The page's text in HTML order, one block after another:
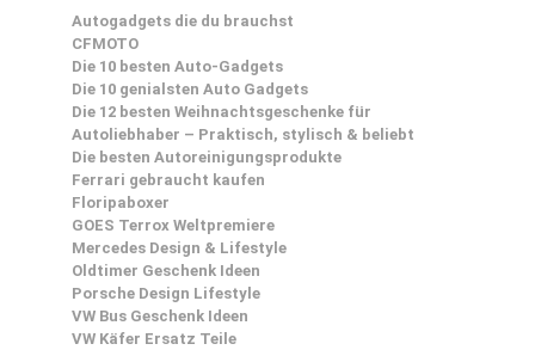
Autogadgets die du brauchst
CFMOTO
Die 10 besten Auto-Gadgets
Die 10 genialsten Auto Gadgets
Die 12 besten Weihnachtsgeschenke für
Autoliebhaber – Praktisch, stylisch & beliebt
Die besten Autoreinigungsprodukte
Ferrari gebraucht kaufen
Floripaboxer
GOES Terrox Weltpremiere
Mercedes Design & Lifestyle
Oldtimer Geschenk Ideen
Porsche Design Lifestyle
VW Bus Geschenk Ideen
VW Käfer Ersatz Teile